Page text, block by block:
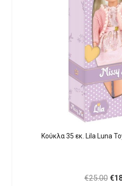
Κούκλα 35 εκ. Lila Luna
€25.00 €